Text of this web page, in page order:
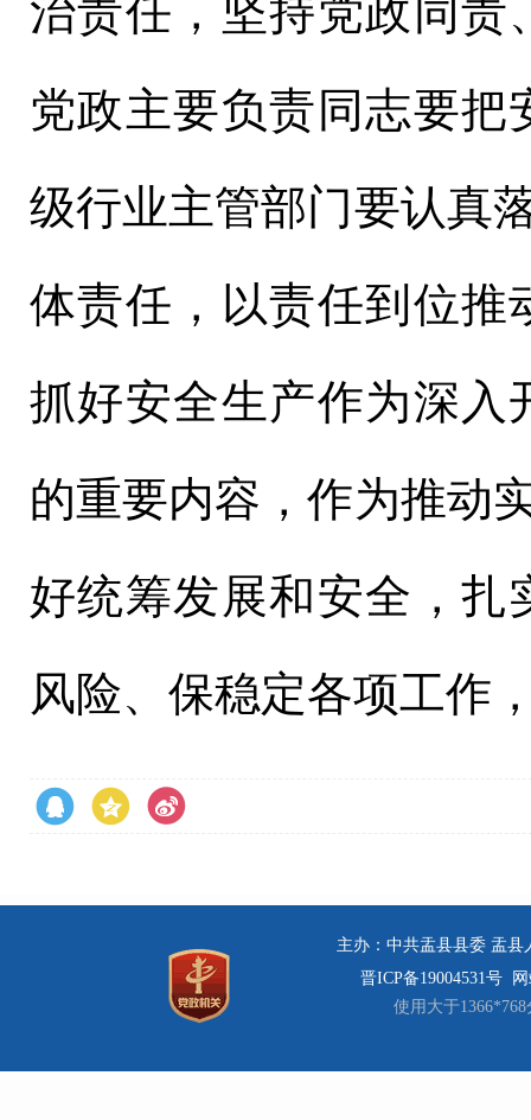
治责任，坚持党政同责
党政主要负责同志要把
级行业主管部门要认真
体责任，以责任到位推
抓好安全生产作为深入
的重要内容，作为推动
好统筹发展和安全，扎
风险、保稳定各项工作
主办：中共盂县县委 盂县
晋ICP备19004531号
使用大于